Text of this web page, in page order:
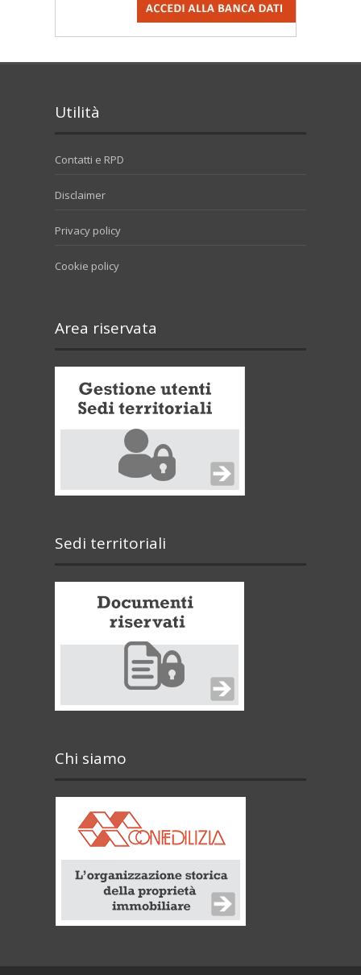
Utilità
Contatti e RPD
Disclaimer
Privacy policy
Cookie policy
Area riservata
Sedi territoriali
Chi siamo